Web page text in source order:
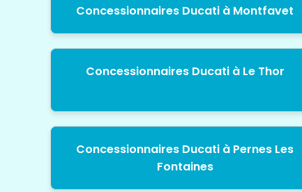
Concessionnaires Ducati à Montfavet
Concessionnaires Ducati à Le Thor
Concessionnaires Ducati à Pernes Les
Fontaines